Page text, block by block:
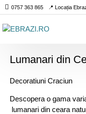
0757 363 865 📍 Locația
Lumanari din
Decoratiuni Craciun
Descopera o gama
lumanari din ceara